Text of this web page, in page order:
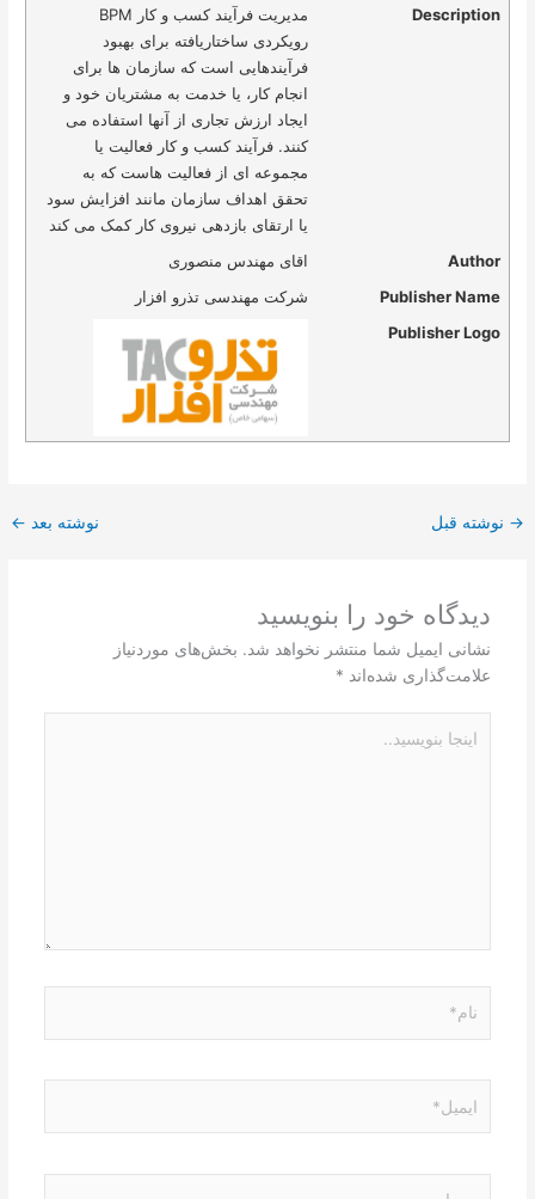
Description
مدیریت فرآیند کسب و کار BPM
رویکردی ساختاریافته برای بهبود
فرآیندهایی است که سازمان ها برای
انجام کار، یا خدمت به مشتریان خود و
ایجاد ارزش تجاری از آنها استفاده می
کنند. فرآیند کسب و کار فعالیت یا
مجموعه ای از فعالیت هاست که به
تحقق اهداف سازمان مانند افزایش سود
یا ارتقای بازدهی نیروی کار کمک می کند
Author
اقای مهندس منصوری
Publisher Name
شرکت مهندسی تذرو افزار
Publisher Logo
→ نوشته قبل نوشته بعد ←
دیدگاه‌ خود را بنویسید
نشانی ایمیل شما منتشر نخواهد شد. بخش‌های موردنیاز
علامت‌گذاری شده‌اند *
بنویسید..